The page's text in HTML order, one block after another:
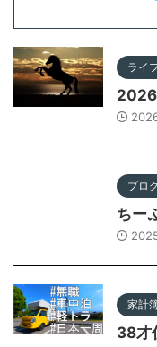
ライ
ブロ
ちー
家計
38才